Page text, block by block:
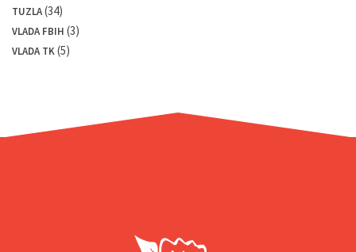
TUZLA(34)
VLADA FBIH (3)
VLADA TK(5)